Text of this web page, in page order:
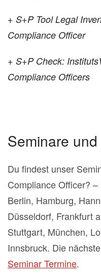
+ S+P Tool Legal
Compliance Officer
+ S+P Check:
Compliance Officers
Seminare
Du findest unser
Compliance Officer?
Berlin, Hamburg,
Düsseldorf, Frankfurt
Stuttgart, München,
Innsbruck. Die
Seminar Termine.